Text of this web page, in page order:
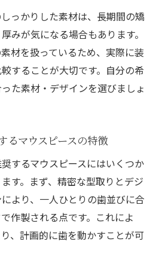
っかりした素材は、長期間の矯
みが気になる場合もあります。
材を扱っているため、実際に装
することが大切です。自分の希
た素材・デザインを選びましょ
るマウスピースの特徴
するマウスピースにはいくつか
す。まず、精密な型取りとデジ
より、一人ひとりの歯並びに合
作製される点です。これによ
、計画的に歯を動かすことが可